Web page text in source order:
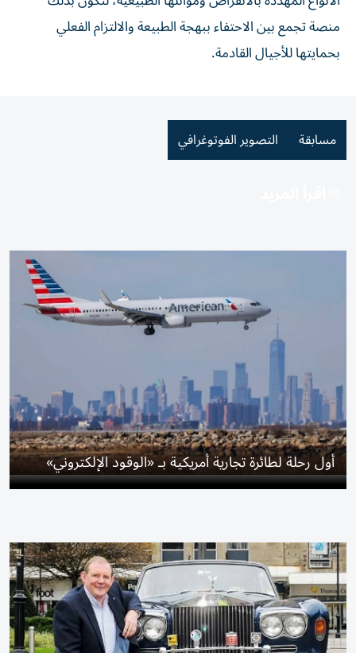
منصة تجمع بين الاحتفاء ببهجة الطبيعة والالتزام الفعلي
بحمايتها للأجيال القادمة.
مسابقة التصوير الفوتوغرافي
أول رحلة لطائرة تجارية أمريكية بـ «الوقود الإلكتروني»